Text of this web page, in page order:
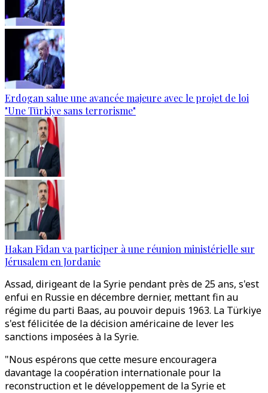
Erdogan salue une avancée majeure avec le projet de loi
"Une Türkiye sans terrorisme"
Hakan Fidan va participer à une réunion ministérielle sur
Jérusalem en Jordanie
Assad, dirigeant de la Syrie pendant près de 25 ans, s'est
enfui en Russie en décembre dernier, mettant fin au
régime du parti Baas, au pouvoir depuis 1963. La Türkiye
s'est félicitée de la décision américaine de lever les
sanctions imposées à la Syrie.
"Nous espérons que cette mesure encouragera
davantage la coopération internationale pour la
reconstruction et le développement de la Syrie et